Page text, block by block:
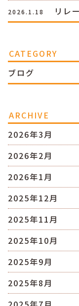
2026.1.18 リレ
CATEGORY
ブログ
ARCHIVE
2026年3月
2026年2月
2026年1月
2025年12月
2025年11月
2025年10月
2025年9月
2025年8月